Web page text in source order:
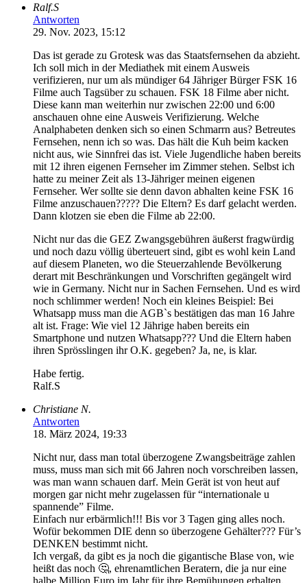
Ralf.S
Antworten
29. Nov. 2023, 15:12
Das ist gerade zu Grotesk was das Staatsfernsehen da abzieht.
Ich soll mich in der Mediathek mit einem Ausweis
verifizieren, nur um als mündiger 64 Jähriger Bürger FSK 16
Filme auch Tagsüber zu schauen. FSK 18 Filme aber nicht.
Diese kann man weiterhin nur zwischen 22:00 und 6:00
anschauen ohne eine Ausweis Verifizierung. Welche
Analphabeten denken sich so einen Schmarrn aus? Betreutes
Fernsehen, nenn ich so was. Das hält die Kuh beim kacken
nicht aus, wie Sinnfrei das ist. Viele Jugendliche haben bereits
mit 12 ihren eigenen Fernseher im Zimmer stehen. Selbst ich
hatte zu meiner Zeit als 13-Jähriger meinen eigenen
Fernseher. Wer sollte sie denn davon abhalten keine FSK 16
Filme anzuschauen????? Die Eltern? Es darf gelacht werden.
Dann klotzen sie eben die Filme ab 22:00.
Nicht nur das die GEZ Zwangsgebühren äußerst fragwürdig
und noch dazu völlig überteuert sind, gibt es wohl kein Land
auf diesem Planeten, wo die Steuerzahlende Bevölkerung
derart mit Beschränkungen und Vorschriften gegängelt wird
wie in Germany. Nicht nur in Sachen Fernsehen. Und es wird
noch schlimmer werden! Noch ein kleines Beispiel: Bei
Whatsapp muss man die AGB`s bestätigen das man 16 Jahre
alt ist. Frage: Wie viel 12 Jährige haben bereits ein
Smartphone und nutzen Whatsapp??? Und die Eltern haben
ihren Sprösslingen ihr O.K. gegeben? Ja, ne, is klar.
Habe fertig.
Ralf.S
Christiane N.
Antworten
18. März 2024, 19:33
Nicht nur, dass man total überzogene Zwangsbeiträge zahlen
muss, muss man sich mit 66 Jahren noch vorschreiben lassen,
was man wann schauen darf. Mein Gerät ist von heut auf
morgen gar nicht mehr zugelassen für “internationale u
spannende” Filme.
Einfach nur erbärmlich!!! Bis vor 3 Tagen ging alles noch.
Wofür bekommen DIE denn so überzogene Gehälter??? Für’s
DENKEN bestimmt nicht.
Ich vergaß, da gibt es ja noch die gigantische Blase von, wie
heißt das noch 🤔, ehrenamtlichen Beratern, die ja nur eine
halbe Million Euro im Jahr für ihre Bemühungen erhalten.